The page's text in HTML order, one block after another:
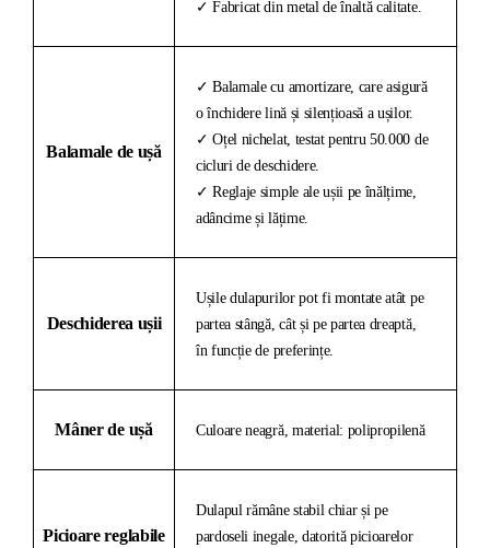
✓ Fabricat din metal de înaltă calitate.
Balamale de ușă
✓ Balamale cu amortizare, care asigură
o închidere lină și silențioasă a ușilor.
✓ Oțel nichelat, testat pentru 50.000 de
cicluri de deschidere.
✓ Reglaje simple ale ușii pe înălțime,
adâncime și lățime.
Deschiderea ușii
Ușile dulapurilor pot fi montate atât pe
partea stângă, cât și pe partea dreaptă,
în funcție de preferințe.
Mâner de ușă Culoare neagră, material: polipropilenă
Picioare reglabile
Dulapul rămâne stabil chiar și pe
pardoseli inegale, datorită picioarelor